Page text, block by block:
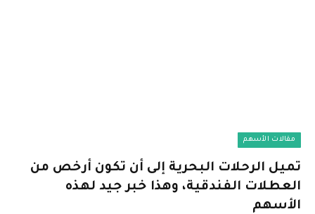
مقالات الأسهم
تميل الرحلات البحرية إلى أن تكون أرخص من
العطلات الفندقية، وهذا خبر جيد لهذه
الأسهم